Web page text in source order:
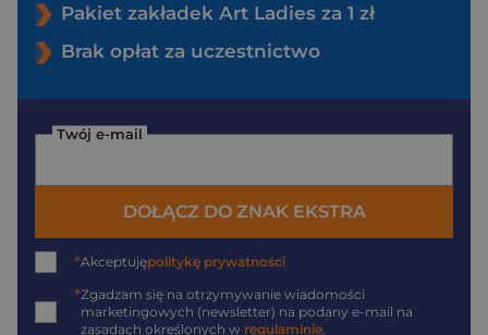
Pakiet zakładek Art Ladies za 1 zł
Brak opłat za uczestnictwo
Twój e-mail
DOŁĄCZ DO ZNAK EKSTRA
*Akceptujępolitykę prywatności
*Zgadzam się na otrzymywanie wiadomości
marketingowych (newsletter) na podany e-mail na
zasadach określonych w regulaminie